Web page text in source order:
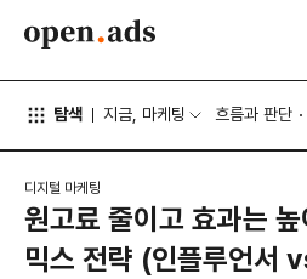
탐색 지금, 마케팅 흐름과 판단
디지털 마케팅
원고료 줄이고 효과는
믹스 전략 (인플루언서